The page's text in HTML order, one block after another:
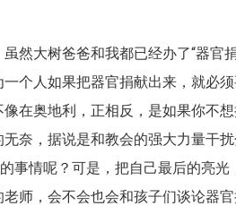
然大树爸爸和我都已经办了“器
个人如果把器官捐献出来，就必
在奥地利，正相反，是如果你不
奈，据说是和教会的强大力量干
事情呢？可是，把自己最后的亮
师，会不会也会和孩子们谈论器官